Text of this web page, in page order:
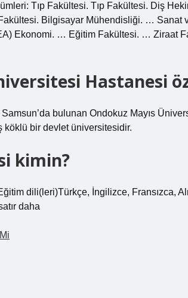
Tıp Fakültesi. Tıp Fakültesi. Diş
Bilgisayar Mühendisliği. … Sanat
Ekonomi. … Eğitim Fakültesi. … Ziraat
Hastanesi
bulunan Ondokuz Mayıs
köklü bir devlet üniversitesidir.
kimin?
dili(leri)Türkçe, İngilizce, Fransızca,
daha